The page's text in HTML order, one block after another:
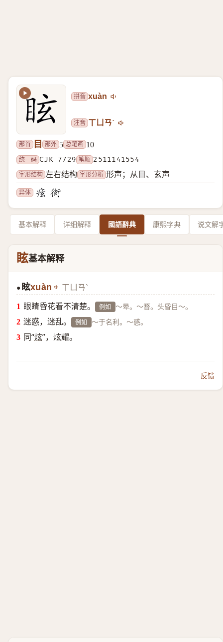
拼音 xuàn
注音 ㄒㄩㄢˋ
部首 目 部外 5 总笔画 10
统一码 CJK 7729 笔顺 2511141554
字形结构 左右结构 字形分析 形声；从目、玄声
异体
基本解释 详细解释 國語辭典 康熙字典 说文解
眩基本解释
● 眩xuàn ㄒㄩㄢˋ
眼睛昏花看不清楚。 例如 ～晕。～瞀。头昏目～。
迷惑，迷乱。 例如 ～于名利。～惑。
同“炫”，炫耀。
反馈